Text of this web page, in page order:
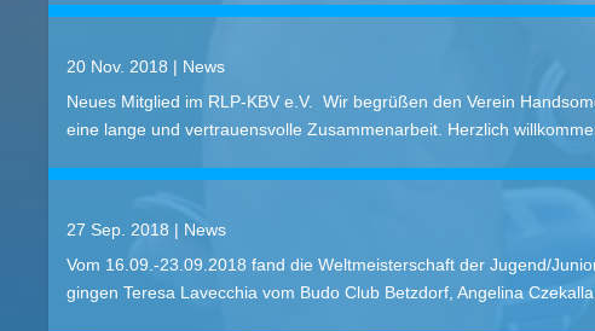
20 Nov. 2018 | News
Neues Mitglied im RLP-KBV e.V. Wir begrüßen den Verein
eine lange und vertrauensvolle Zusammenarbeit. Herzlich
27 Sep. 2018 | News
Vom 16.09.-23.09.2018 fand die Weltmeisterschaft der Jugend/
gingen Teresa Lavecchia vom Budo Club Betzdorf, Angelina